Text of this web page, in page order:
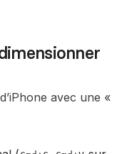
avec une «